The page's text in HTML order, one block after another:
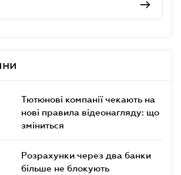
Тютюнові компанії чекають на
нові правила відеонагляду: що
зміниться
Розрахунки через два банки
більше не блокують